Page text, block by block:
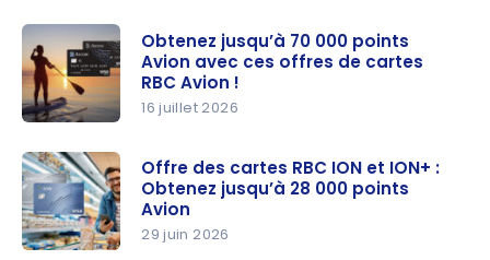
jusqu’à
70 000
points
Avion avec
Obtenez jusqu’à 70 000 points
Avion avec ces offres de cartes
RBC Avion !
16 juillet 2026
Offre des cartes RBC ION et ION+ :
Obtenez jusqu’à 28 000 points
Avion
29 juin 2026